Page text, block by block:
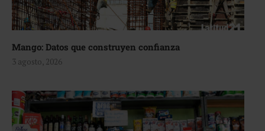
Mango: Datos que construyen confianza
3 agosto, 2026